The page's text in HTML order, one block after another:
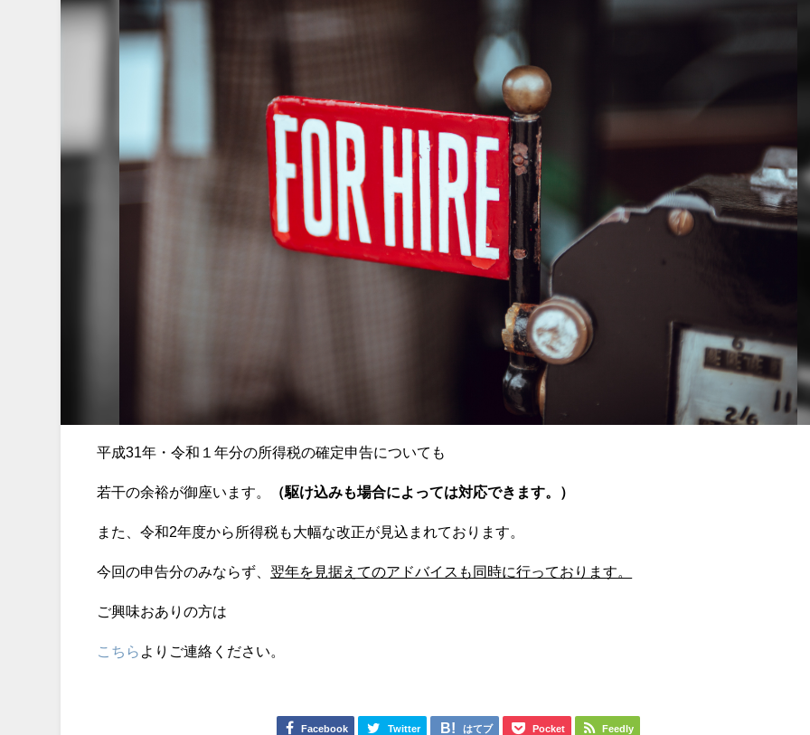
平成31年・令和１年分の所得税の確定申告についても
若干の余裕が御座います。 （駆け込みも場合によっては対応できます。）
また、令和2年度から所得税も大幅な改正が見込まれております。
今回の申告分のみならず、 翌年を見据えてのアドバイスも同時に行っております。
ご興味おありの方は
こちら よりご連絡ください。
Facebook Twitter はてブ Pocket Feedly